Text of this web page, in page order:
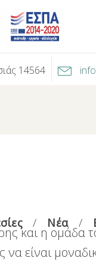
14564
Νέα
και η ομάδα
είναι